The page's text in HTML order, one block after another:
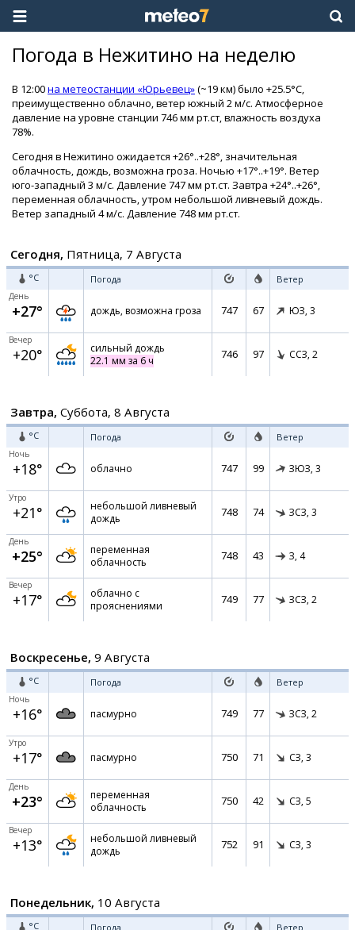
Погода в Нежитино на неделю
В 12:00на метеостанции «Юрьевец»(~19 км) было +25.5°C,
преимущественно облачно, ветер южный 2 м/с. Атмосферное
давление на уровне станции 746 мм рт.ст, влажность воздуха
78%.
Сегодня в Нежитино ожидается +26°..+28°, значительная
облачность, дождь, возможна гроза. Ночью +17°..+19°. Ветер
юго-западный 3 м/с. Давление 747 мм рт.ст. Завтра +24°..+26°,
переменная облачность, утром небольшой ливневый дождь.
Ветер западный 4 м/с. Давление 748 мм рт.ст.
Сегодня, Пятница, 7 Августа
°C Погода Ветер
День
+27° дождь, возможна гроза 747 67 ЮЗ, 3
Вечер
+20°
сильный дождь
22.1 мм за 6 ч
746 97 ССЗ, 2
Завтра, Суббота, 8 Августа
°C Погода Ветер
Ночь
+18° облачно 747 99 ЗЮЗ, 3
Утро
+21°
небольшой ливневый
дождь
748 74 ЗСЗ, 3
День
+25°
переменная
облачность
748 43 З, 4
Вечер
+17°
облачно с
прояснениями
749 77 ЗСЗ, 2
Воскресенье, 9 Августа
°C Погода Ветер
Ночь
+16° пасмурно 749 77 ЗСЗ, 2
Утро
+17° пасмурно 750 71 СЗ, 3
День
+23°
переменная
облачность
750 42 СЗ, 5
Вечер
+13°
небольшой ливневый
дождь
752 91 СЗ, 3
Понедельник, 10 Августа
°C Погода Ветер